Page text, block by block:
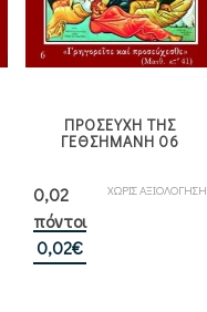
ΠΡΟΣΕΥΧΗ ΤΗΣ
ΓΕΘΣΗΜΑΝΗ 06
ΧΩΡΙΣ ΑΞΙΟΛΟΓΗΣΗ
0,02
πόντοι
0,02€